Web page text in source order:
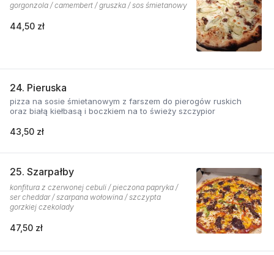
gorgonzola / camembert / gruszka / sos śmietanowy
44,50 zł
24. Pieruska
pizza na sosie śmietanowym z farszem do pierogów ruskich
oraz białą kiełbasą i boczkiem na to świeży szczypior
43,50 zł
25. Szarpałby
konfitura z czerwonej cebuli / pieczona papryka /
ser cheddar / szarpana wołowina / szczypta
gorzkiej czekolady
47,50 zł